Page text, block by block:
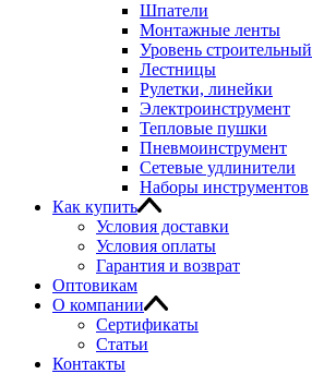
Шпатели
Монтажные ленты
Уровень строительный
Лестницы
Рулетки, линейки
Электроинструмент
Тепловые пушки
Пневмоинструмент
Сетевые удлинители
Наборы инструментов
Как купить
Условия доставки
Условия оплаты
Гарантия и возврат
Оптовикам
О компании
Сертификаты
Статьи
Контакты